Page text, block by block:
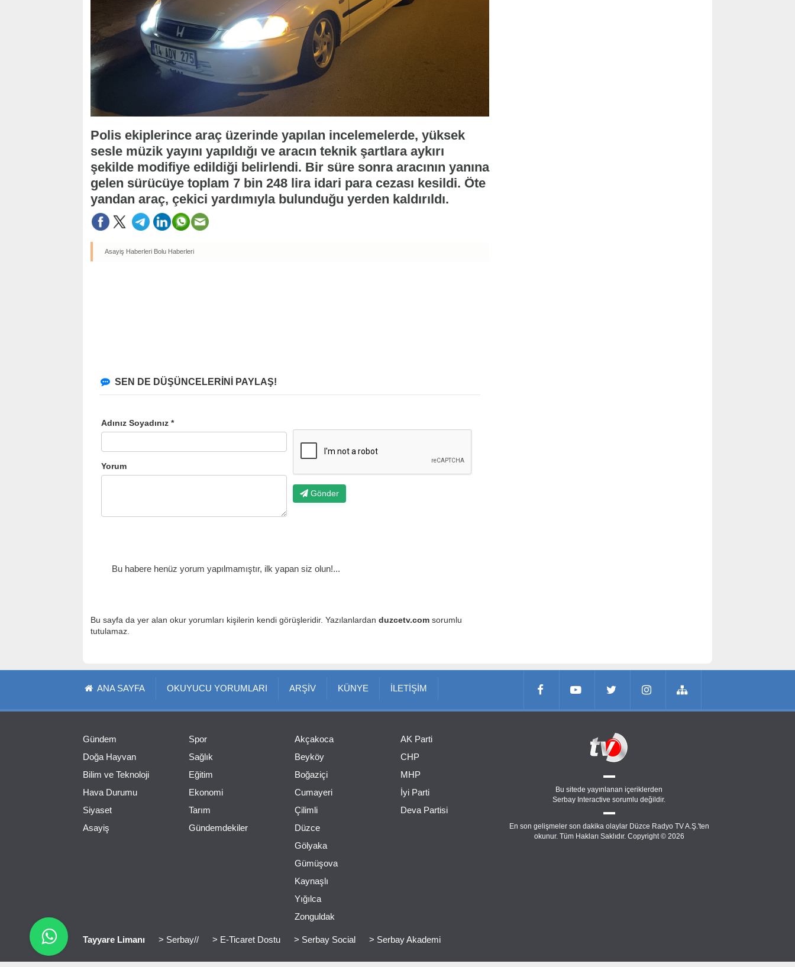
Polis ekiplerince araç üzerinde yapılan incelemelerde, yüksek
sesle müzik yayını yapıldığı ve aracın teknik şartlara aykırı
şekilde modifiye edildiği belirlendi. Bir süre sonra aracının yanına
gelen sürücüye toplam 7 bin 248 lira idari para cezası kesildi. Öte
yandan araç, çekici yardımıyla bulunduğu yerden kaldırıldı.
Asayiş Haberleri Bolu Haberleri
SEN DE DÜŞÜNCELERİNİ PAYLAŞ!
Adınız Soyadınız *
Yorum
Gönder
Bu habere henüz yorum yapılmamıştır, ilk yapan siz olun!...
Bu sayfa da yer alan okur yorumları kişilerin kendi görüşleridir. Yazılanlardan duzcetv.com sorumlu
tutulamaz.
ANA SAYFA OKUYUCU YORUMLARI ARŞİV KÜNYE İLETİŞİM
Gündem
Doğa Hayvan
Bilim ve Teknoloji
Hava Durumu
Siyaset
Asayiş
Spor
Sağlık
Eğitim
Ekonomi
Tarım
Gündemdekiler
Akçakoca
Beyköy
Boğaziçi
Cumayeri
Çilimli
Düzce
Gölyaka
Gümüşova
Kaynaşlı
Yığılca
Zonguldak
AK Parti
CHP
MHP
İyi Parti
Deva Partisi
Bu sitede yayınlanan içeriklerden
Serbay Interactive sorumlu değildir.
En son gelişmeler son dakika olaylar Düzce Radyo TV A.Ş.'ten
okunur. Tüm Hakları Saklıdır. Copyright © 2026
Tayyare Limanı > Serbay// > E-Ticaret Dostu > Serbay Social > Serbay Akademi